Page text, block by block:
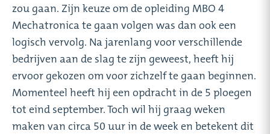
zou gaan. Zijn keuze om de opleiding MBO 4
Mechatronica te gaan volgen was dan ook een
logisch vervolg. Na jarenlang voor verschillende
bedrijven aan de slag te zijn geweest, heeft hij
ervoor gekozen om voor zichzelf te gaan beginnen.
Momenteel heeft hij een opdracht in de 5 ploegen
tot eind september. Toch wil hij graag weken
maken van circa 50 uur in de week en betekent dit